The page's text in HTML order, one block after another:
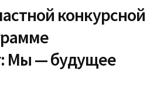
конкурсной
Мы — будущее